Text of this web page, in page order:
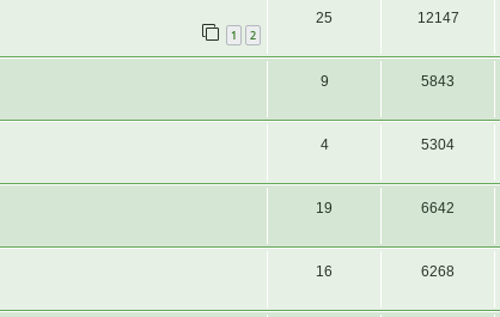
1 2
25 12147
9 5843
4 5304
19 6642
16 6268